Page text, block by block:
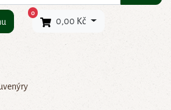
0×
0,00 Kč